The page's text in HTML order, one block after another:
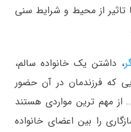
تاثیر از محیط و شرایط سنی
، داشتن یک خانواده سالم،
که فرزندمان در آن حضور
از مهم ترین مواردی هستند
را بین اعضای خانواده